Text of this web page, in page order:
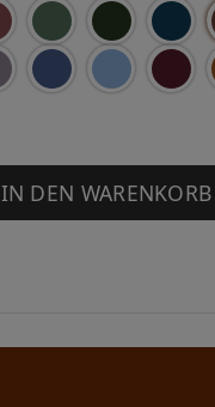
IN DEN WARENKORB